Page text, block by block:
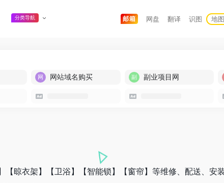
分类导航 邮箱 网盘 翻译 识图 地图
网站域名购买 副业项目网
【晾衣架】【卫浴】【智能锁】【窗帘】等维修、配送、安